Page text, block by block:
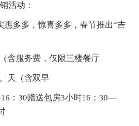
活动：
惠多多，惊喜多多，春节推出“吉
含服务费，仅限三楼餐厅
天（含双早
：30赠送包房3小时16：30—